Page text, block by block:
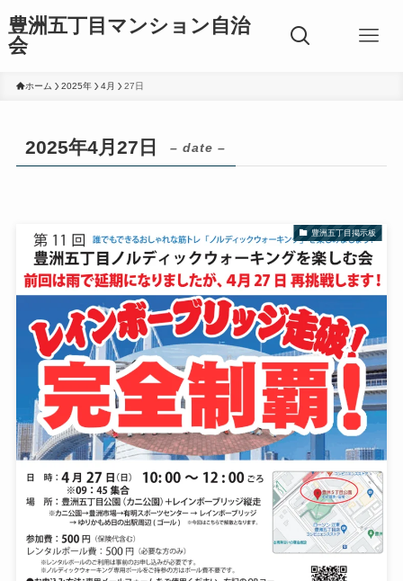
豊洲五丁目マンション自治
会
ホーム 2025年 4月 27日
2025年4月27日 – date –
豊洲五丁目掲示板